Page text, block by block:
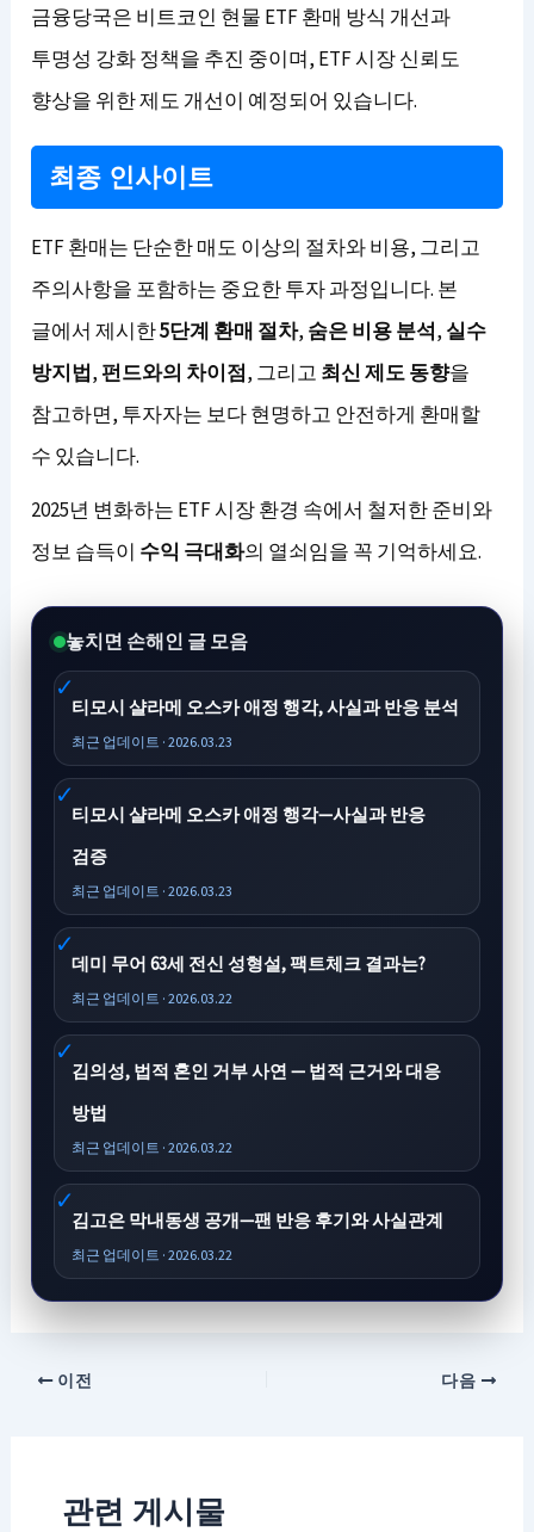
금융당국은 비트코인 현물 ETF 환매 방식 개선과
투명성 강화 정책을 추진 중이며, ETF 시장 신뢰도
향상을 위한 제도 개선이 예정되어 있습니다.
최종 인사이트
ETF 환매는 단순한 매도 이상의 절차와 비용, 그리고
주의사항을 포함하는 중요한 투자 과정입니다. 본
글에서 제시한5단계 환매 절차, 숨은 비용 분석, 실수
방지법, 펀드와의 차이점, 그리고 최신 제도 동향을
참고하면, 투자자는 보다 현명하고 안전하게 환매할
수 있습니다.
2025년 변화하는 ETF 시장 환경 속에서 철저한 준비와
정보 습득이 수익 극대화의 열쇠임을 꼭 기억하세요.
놓치면 손해인 글 모음
티모시 샬라메 오스카 애정 행각, 사실과 반응 분석
최근 업데이트 · 2026.03.23
티모시 샬라메 오스카 애정 행각—사실과 반응
검증
최근 업데이트 · 2026.03.23
데미 무어 63세 전신 성형설, 팩트체크 결과는?
최근 업데이트 · 2026.03.22
김의성, 법적 혼인 거부 사연 — 법적 근거와 대응
방법
최근 업데이트 · 2026.03.22
김고은 막내동생 공개—팬 반응 후기와 사실관계
최근 업데이트 · 2026.03.22
이전 다음
관련 게시물